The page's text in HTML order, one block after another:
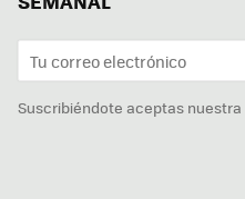
Suscribiéndote aceptas nuestra